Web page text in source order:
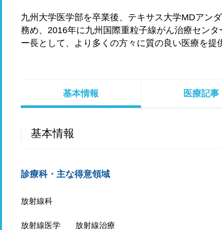
九州大学医学部を卒業後、テキサス大学MDアン
務め、2016年に九州国際重粒子線がん治療セン
ー長として、より多くの方々に質の良い医療を
基本情報 医療記事
基本情報
診療科・主な得意領域
放射線科
放射線医学 放射線治療